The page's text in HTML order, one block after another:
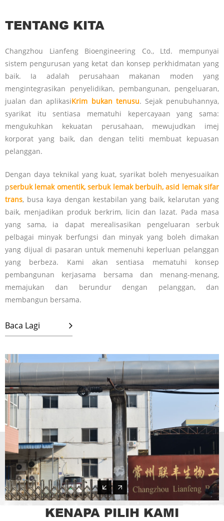
TENTANG KITA
Changzhou Lianfeng Bioengineering Co., Ltd. mempunyai
sistem pengurusan yang ketat dan konsep perkhidmatan yang
baik. Ia adalah perusahaan makanan moden yang
mengintegrasikan penyelidikan, pembangunan, pengeluaran,
jualan dan aplikasiKrim bukan tenusu. Sejak penubuhannya,
syarikat itu sentiasa mematuhi kepercayaan yang sama:
mengukuhkan kekuatan perusahaan, mewujudkan imej
korporat yang baik, dan dengan teliti membuat kepuasan
pelanggan.
Dengan daya teknikal yang kuat, syarikat boleh menyesuaikan
pserbuk lemak omentik, serbuk lemak berbuih, asid lemak sifar
trans, busa kaya dengan kestabilan yang baik, kelarutan yang
baik, menjadikan produk berkrim, licin dan lazat. Pada masa
yang sama, ia dapat merealisasikan pengeluaran serbuk
pelbagai minyak berfungsi dan minyak yang boleh dimakan
yang dijual di pasaran untuk memenuhi keperluan pelanggan
yang berbeza. Kami akan sentiasa mematuhi konsep
pembangunan kerjasama bersama dan menang-menang,
memajukan dan berundur dengan pelanggan, dan
membangun bersama.
Baca Lagi
KENAPA PILIH KAMI